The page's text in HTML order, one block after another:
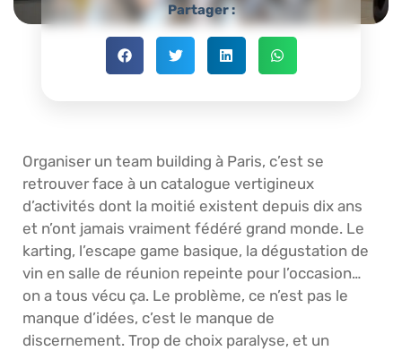
Partager :
Organiser un team building à Paris, c’est se
retrouver face à un catalogue vertigineux
d’activités dont la moitié existent depuis dix ans
et n’ont jamais vraiment fédéré grand monde. Le
karting, l’escape game basique, la dégustation de
vin en salle de réunion repeinte pour l’occasion…
on a tous vécu ça. Le problème, ce n’est pas le
manque d’idées, c’est le manque de
discernement. Trop de choix paralyse, et un